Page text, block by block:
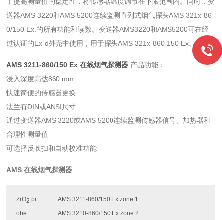
送器AMS 3220和AMS 5200连续监测直列式烟气探头AMS 321x-86
0/150 Ex.的所有功能和读数。变送器AMS3220和AMS5200可在经
过认证的Ex-d外壳中使用，用于探头AMS 321x-860-150 Ex。
AMS 3211-860/150 Ex 在线烟气探测器 产品功能：
浸入深度高达860 mm
快速简便的传感器更换
法兰有DIN或ANSI尺寸
通过变送器AMS 3220或AMS 5200连续监测传感器信号、加热器和
合理性测量值
可选择反吹扫和自动校准功能
AMS 在线烟气探测器
ZrO2 pr
obe
AMS 3211-860/150 Ex zone 1
AMS 3210-860/150 Ex zone 2